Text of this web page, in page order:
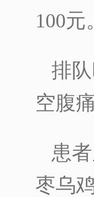
100元
排
空腹
患
枣乌